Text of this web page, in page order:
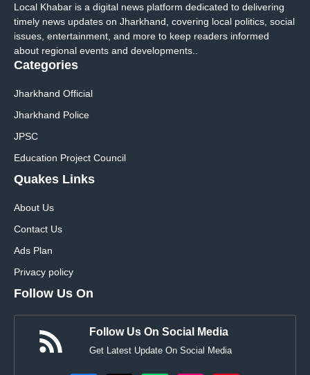
Local Khabar is a digital news platform dedicated to delivering
timely news updates on Jharkhand, covering local politics, social
issues, entertainment, and more to keep readers informed
about regional events and developments..
Categories
Jharkhand Official
Jharkhand Police
JPSC
Education Project Council
Quakes Links
About Us
Contact Us
Ads Plan
Privacy policy
Follow Us On
Follow Us On Social Media
Get Latest Update On Social Media